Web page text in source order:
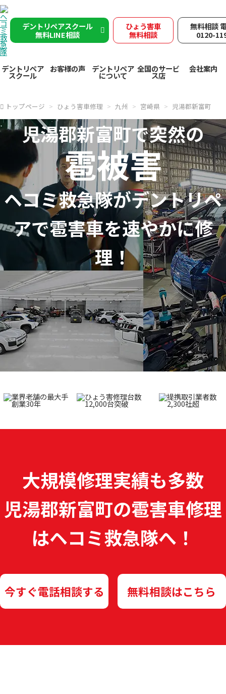
デントリペアスクール
無料LINE相談
ひょう害車
無料相談
無料相談
0120-
デントリペア
スクール
お客様の声 デントリペア
について
全国のサービ
ス店
会社案内
トップページ ひょう害車修理 九州 宮崎県 児湯郡新富町
児湯郡新富町で突然の
雹被害
ヘコミ救急隊がデントリペ
アで雹害車を速やかに修
理！
大規模修理実績も多数
児湯郡新富町の雹害車修理
はヘコミ救急隊へ！
今すぐ電話相談する 無料相談はこちら